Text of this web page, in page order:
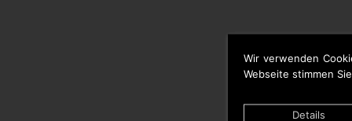
Wir verwenden
Webseite stimmen
Details